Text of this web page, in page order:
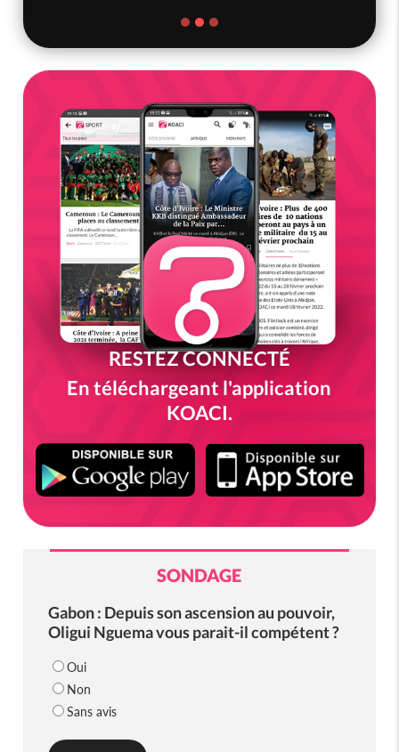
RESTEZ CONNECTÉ
En téléchargeant l'application
KOACI.
SONDAGE
Gabon : Depuis son ascension au pouvoir,
Oligui Nguema vous parait-il compétent ?
Oui
Non
Sans avis